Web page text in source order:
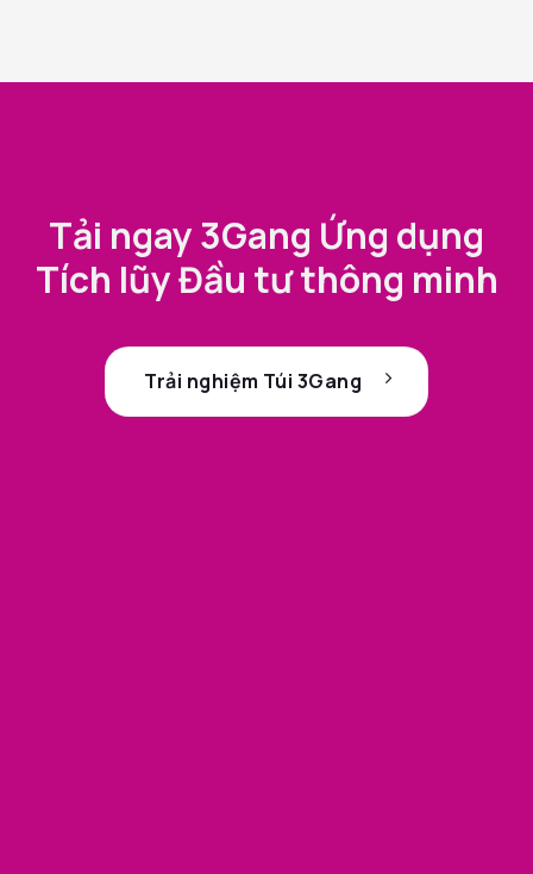
Tải ngay 3Gang Ứng dụng
Tích lũy Đầu tư thông minh
Trải nghiệm Túi 3Gang